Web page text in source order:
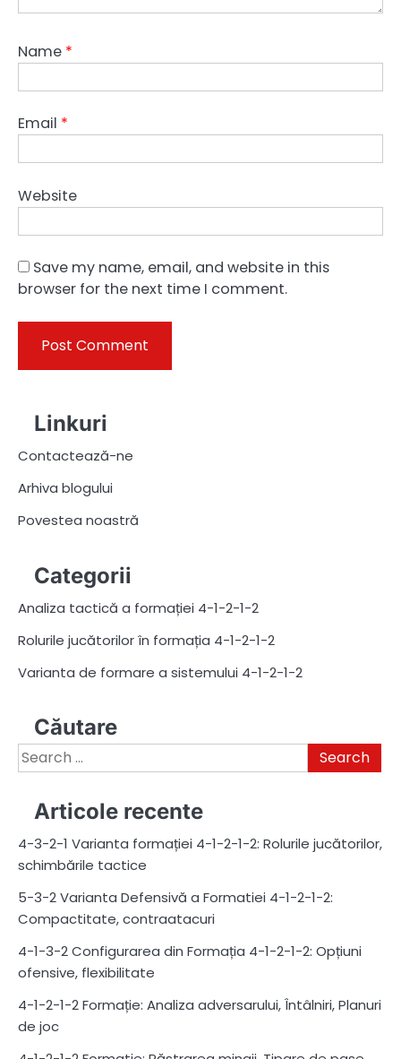
Name *
Email *
Website
Save my name, email, and website in this
browser for the next time I comment.
Linkuri
Contactează-ne
Arhiva blogului
Povestea noastră
Categorii
Analiza tactică a formației 4-1-2-1-2
Rolurile jucătorilor în formația 4-1-2-1-2
Varianta de formare a sistemului 4-1-2-1-2
Căutare
Search
for:
Articole recente
4-3-2-1 Varianta formației 4-1-2-1-2: Rolurile jucătorilor,
schimbările tactice
5-3-2 Varianta Defensivă a Formatiei 4-1-2-1-2:
Compactitate, contraatacuri
4-1-3-2 Configurarea din Formația 4-1-2-1-2: Opțiuni
ofensive, flexibilitate
4-1-2-1-2 Formație: Analiza adversarului, Întâlniri, Planuri
de joc